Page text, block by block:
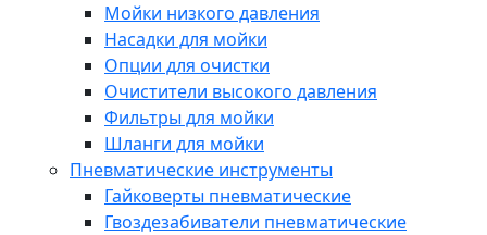
Мойки низкого давления
Насадки для мойки
Опции для очистки
Очистители высокого давления
Фильтры для мойки
Шланги для мойки
Пневматические инструменты
Гайковерты пневматические
Гвоздезабиватели пневматические